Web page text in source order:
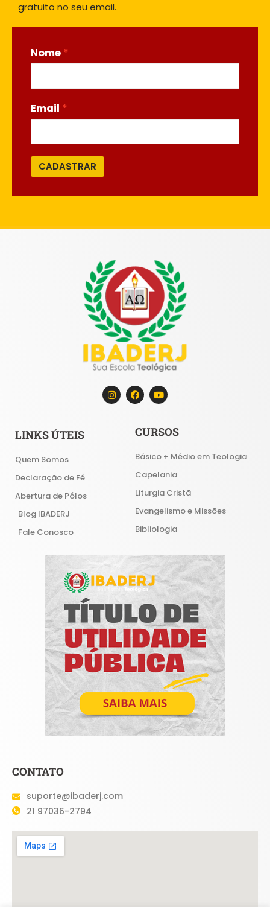
gratuito no seu email.
Nome
Email
CADASTRAR
LINKS ÚTEIS
Quem Somos
Declaração de Fé
Abertura de Pólos
Blog IBADERJ
Fale Conosco
CURSOS
Básico + Médio em Teologia
Capelania
Liturgia Cristã
Evangelismo e Missões
Bibliologia
CONTATO
suporte@ibaderj.com
21 97036-2794